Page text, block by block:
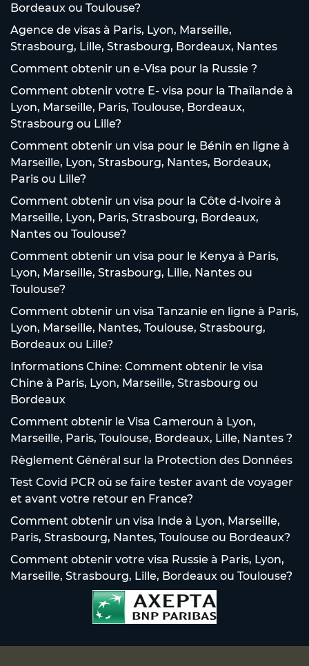
Bordeaux ou Toulouse?
Agence de visas à Paris, Lyon, Marseille,
Strasbourg, Lille, Strasbourg, Bordeaux, Nantes
Comment obtenir un e-Visa pour la Russie ?
Comment obtenir votre E- visa pour la Thaïlande à
Lyon, Marseille, Paris, Toulouse, Bordeaux,
Strasbourg ou Lille?
Comment obtenir un visa pour le Bénin en ligne à
Marseille, Lyon, Strasbourg, Nantes, Bordeaux,
Paris ou Lille?
Comment obtenir un visa pour la Côte d-Ivoire à
Marseille, Lyon, Paris, Strasbourg, Bordeaux,
Nantes ou Toulouse?
Comment obtenir un visa pour le Kenya à Paris,
Lyon, Marseille, Strasbourg, Lille, Nantes ou
Toulouse?
Comment obtenir un visa Tanzanie en ligne à Paris,
Lyon, Marseille, Nantes, Toulouse, Strasbourg,
Bordeaux ou Lille?
Informations Chine: Comment obtenir le visa
Chine à Paris, Lyon, Marseille, Strasbourg ou
Bordeaux
Comment obtenir le Visa Cameroun à Lyon,
Marseille, Paris, Toulouse, Bordeaux, Lille, Nantes ?
Règlement Général sur la Protection des Données
Test Covid PCR où se faire tester avant de voyager
et avant votre retour en France?
Comment obtenir un visa Inde à Lyon, Marseille,
Paris, Strasbourg, Nantes, Toulouse ou Bordeaux?
Comment obtenir votre visa Russie à Paris, Lyon,
Marseille, Strasbourg, Lille, Bordeaux ou Toulouse?